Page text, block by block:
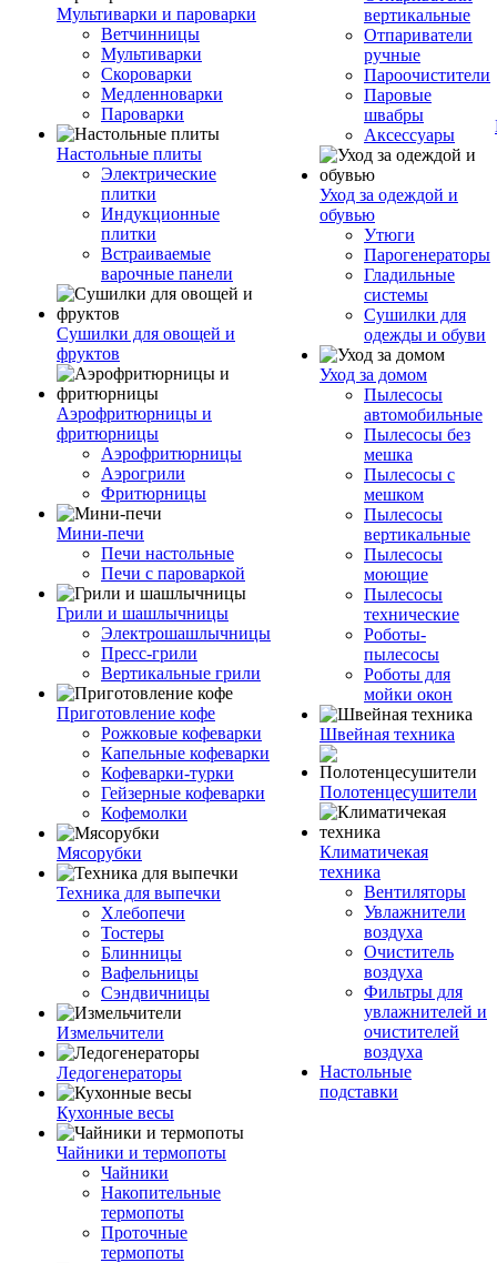
Мультиварки и пароварки
Ветчинницы
Мультиварки
Скороварки
Медленноварки
Пароварки
Настольные плиты
Электрические
плитки
Индукционные
плитки
Встраиваемые
варочные панели
Сушилки для овощей и
фруктов
Аэрофритюрницы и
фритюрницы
Аэрофритюрницы
Аэрогрили
Фритюрницы
Мини-печи
Печи настольные
Печи с пароваркой
Грили и шашлычницы
Электрошашлычницы
Пресс-грили
Вертикальные грили
Приготовление кофе
Рожковые кофеварки
Капельные кофеварки
Кофеварки-турки
Гейзерные кофеварки
Кофемолки
Мясорубки
Техника для выпечки
Хлебопечи
Тостеры
Блинницы
Вафельницы
Сэндвичницы
Измельчители
Ледогенераторы
Кухонные весы
Чайники и термопоты
Чайники
Накопительные
термопоты
Проточные
термопоты
вертикальные
Отпариватели
ручные
Пароочистители
Паровые
швабры
Аксессуары
Уход за одеждой и
обувью
Утюги
Парогенераторы
Гладильные
системы
Сушилки для
одежды и обуви
Уход за домом
Пылесосы
автомобильные
Пылесосы без
мешка
Пылесосы с
мешком
Пылесосы
вертикальные
Пылесосы
моющие
Пылесосы
технические
Роботы-
пылесосы
Роботы для
мойки окон
Швейная техника
Полотенцесушители
Климатичекая
техника
Вентиляторы
Увлажнители
воздуха
Очиститель
воздуха
Фильтры для
увлажнителей и
очистителей
воздуха
Настольные
подставки